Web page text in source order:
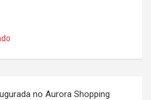
no Aurora Shopping